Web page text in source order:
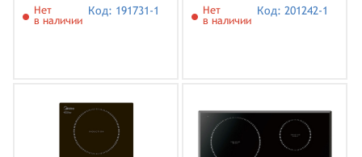
MCH32329FW
Нет
в наличии
Код: 191731-1
Нет
в наличии
Код: 201242-1